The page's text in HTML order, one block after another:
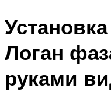
Логан
руками